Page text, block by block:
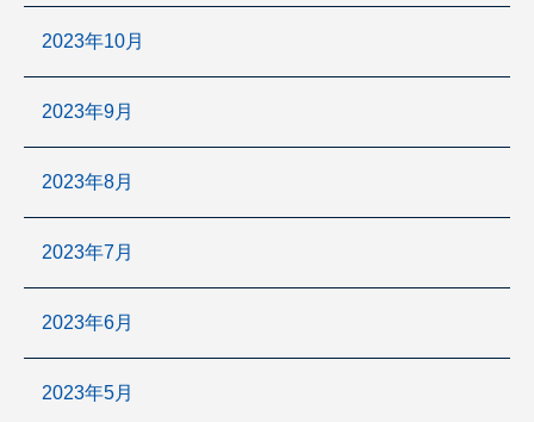
2023年10月
2023年9月
2023年8月
2023年7月
2023年6月
2023年5月